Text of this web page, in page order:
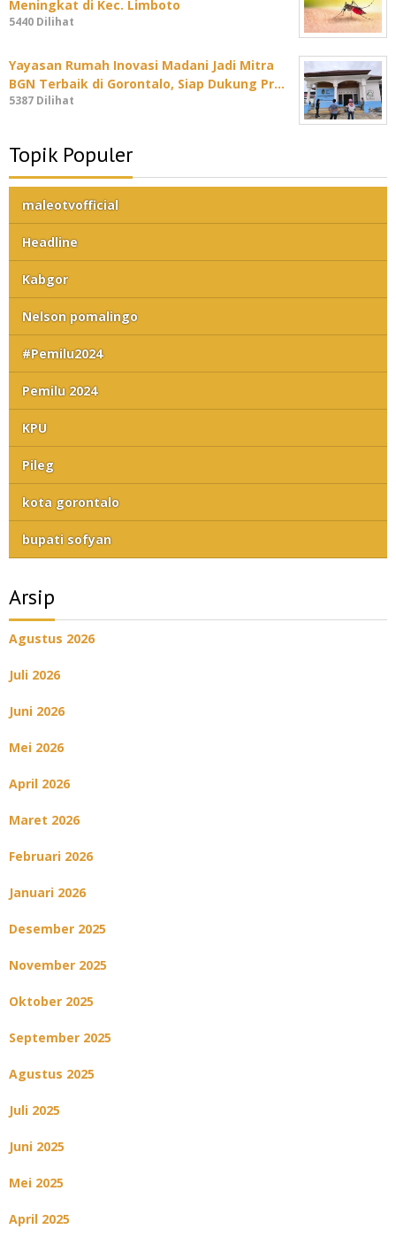
Meningkat di Kec. Limboto
5440 Dilihat
Yayasan Rumah Inovasi Madani Jadi Mitra
BGN Terbaik di Gorontalo, Siap Dukung Pr…
5387 Dilihat
Topik Populer
maleotvofficial
Headline
Kabgor
Nelson pomalingo
#Pemilu2024
Pemilu 2024
KPU
Pileg
kota gorontalo
bupati sofyan
Arsip
Agustus 2026
Juli 2026
Juni 2026
Mei 2026
April 2026
Maret 2026
Februari 2026
Januari 2026
Desember 2025
November 2025
Oktober 2025
September 2025
Agustus 2025
Juli 2025
Juni 2025
Mei 2025
April 2025